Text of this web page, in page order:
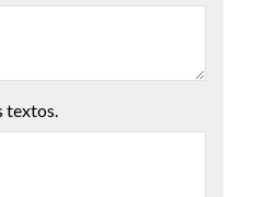
textos.